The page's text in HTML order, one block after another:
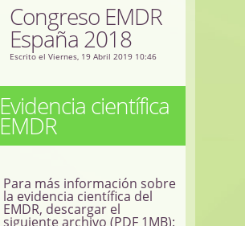
Congreso EMDR
España 2018
Escrito el Viernes, 19 Abril 2019 10:46
Evidencia científica
EMDR
Para más información sobre
la evidencia científica del
EMDR, descargar el
siguiente archivo (PDF 1MB):